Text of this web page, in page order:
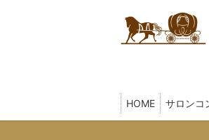
HOME サロンコ